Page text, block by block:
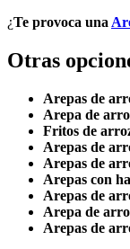
¿Te provoca una
Otras
Arepas de
Arepa de
Fritos de
Arepas de
Arepas de
Arepas con
Arepas de
Arepa de
Arepas de